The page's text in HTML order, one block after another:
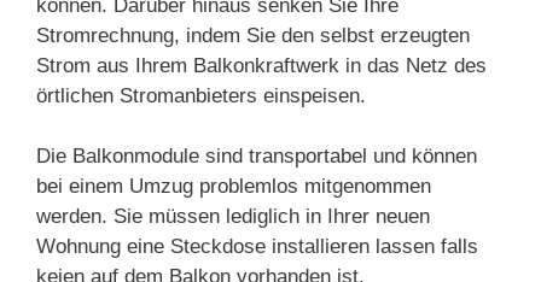
können. Darüber hinaus senken Sie Ihre
Stromrechnung, indem Sie den selbst erzeugten
Strom aus Ihrem Balkonkraftwerk in das Netz des
örtlichen Stromanbieters einspeisen.
Die Balkonmodule sind transportabel und können
bei einem Umzug problemlos mitgenommen
werden. Sie müssen lediglich in Ihrer neuen
Wohnung eine Steckdose installieren lassen falls
keien auf dem Balkon vorhanden ist.